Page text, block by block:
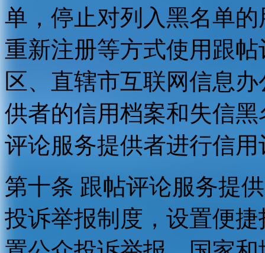
单，停止对列入黑名单
重新注册等方式使用跟
区、直辖市互联网信息
供者的信用档案和失信
评论服务提供者进行信用
第十条 跟帖评论服务提
投诉举报制度，设置便